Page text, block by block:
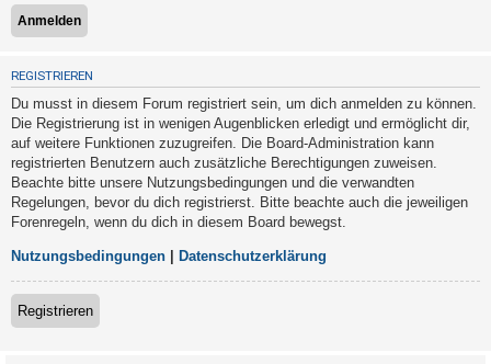
i
s
t
r
i
e
r
e
n
U
n
REGISTRIEREN
Du musst in diesem Forum registriert sein, um dich anmelden zu können.
Die Registrierung ist in wenigen Augenblicken erledigt und ermöglicht dir,
auf weitere Funktionen zuzugreifen. Die Board-Administration kann
registrierten Benutzern auch zusätzliche Berechtigungen zuweisen.
Beachte bitte unsere Nutzungsbedingungen und die verwandten
Regelungen, bevor du dich registrierst. Bitte beachte auch die jeweiligen
Forenregeln, wenn du dich in diesem Board bewegst.
Nutzungsbedingungen Datenschutzerklärung
Registrieren